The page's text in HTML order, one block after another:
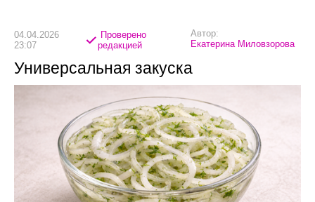
04.04.2026
23:07
Проверено
редакцией
Автор:
Екатерина Миловзорова
Универсальная закуска